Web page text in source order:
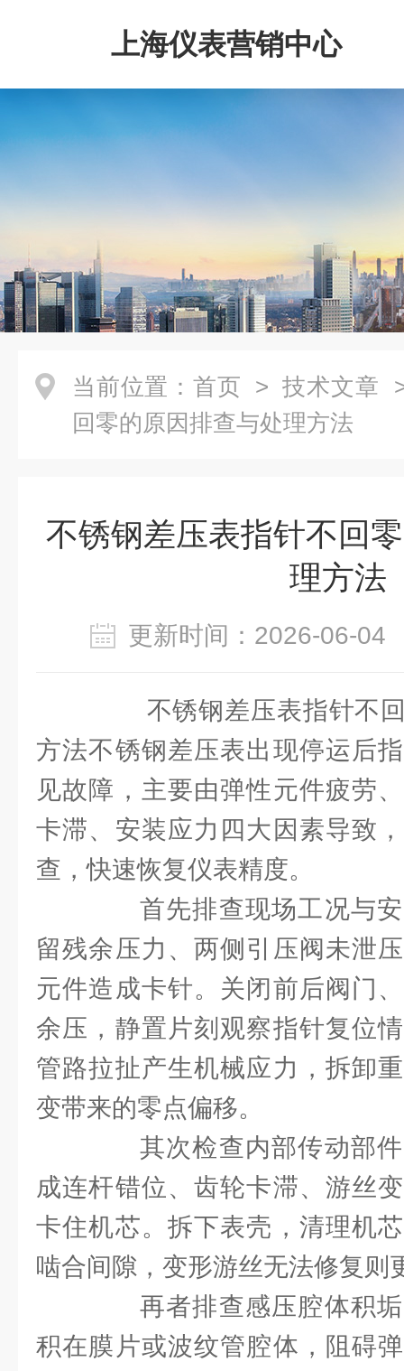
上海仪表营销中心
当前位置： 首页 > 技术文章
回零的原因排查与处理方法
不锈钢差压表指针不回
理方法
更新时间：2026-06-
不锈钢差压表指针不回
方法不锈钢差压表出现停运后
见故障，主要由弹性元件疲劳
卡滞、安装应力四大因素导致
查，快速恢复仪表精度。
首先排查现场工况与安
留残余压力、两侧引压阀未泄
元件造成卡针。关闭前后阀门
余压，静置片刻观察指针复位
管路拉扯产生机械应力，拆卸
变带来的零点偏移。
其次检查内部传动部件
成连杆错位、齿轮卡滞、游丝
卡住机芯。拆下表壳，清理机
啮合间隙，变形游丝无法修复则
再者排查感压腔体积垢
积在膜片或波纹管腔体，阻碍